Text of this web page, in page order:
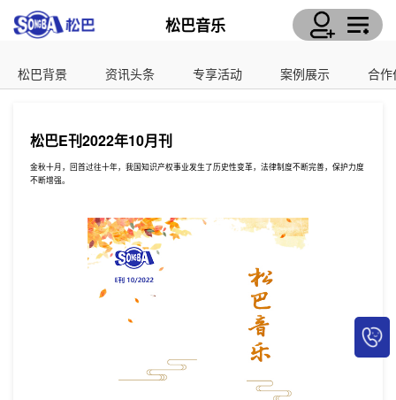
松巴音乐
松巴背景 资讯头条 专享活动 案例展示 合作
松巴E刊2022年10月刊
金秋十月，回首过往十年，我国知识产权事业发生了历史性变革，法律制度不断完善，保护力度
不断增强。